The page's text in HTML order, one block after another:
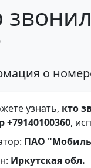
о
узнать, кто
+79140100360,
ПАО
Иркутская обл.